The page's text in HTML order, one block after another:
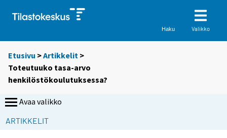
Haku Valikko
Etusivu >Artikkelit >
Toteutuuko tasa-arvo
henkilöstökoulutuksessa?
Avaa valikko
ARTIKKELIT